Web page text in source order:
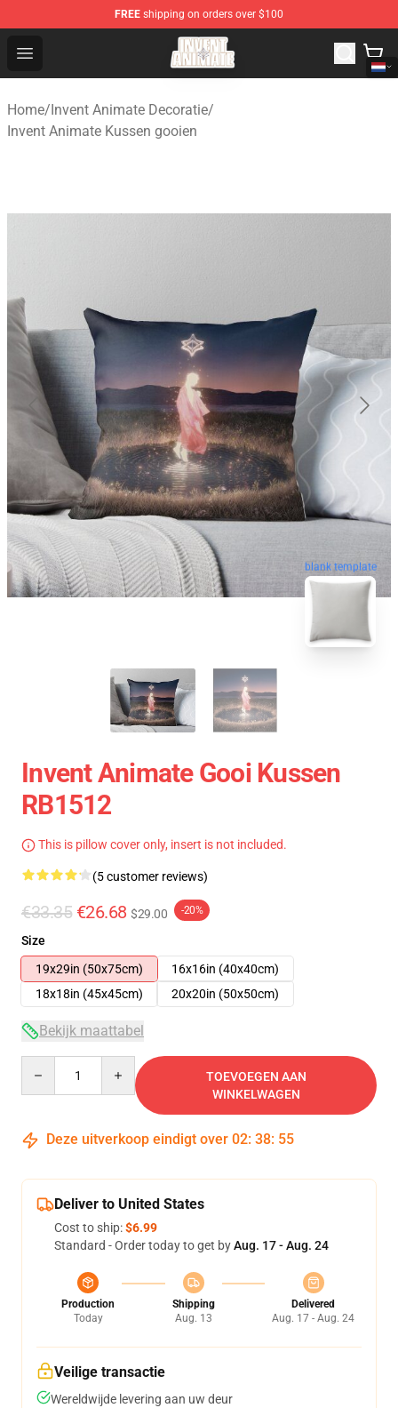
FREE shipping on orders over $100
Open menu
Invent Animate Shop - Official Invent Animate
Home/Invent Animate Decoratie/
Invent Animate Kussen gooien
blank template
Invent Animate Gooi Kussen
RB1512
This is pillow cover only, insert is not included.
(5 customer reviews)
€33.35 €26.68 $29.00 -20%
Size
19x29in (50x75cm)
16x16in (40x40cm)
18x18in (45x45cm)
20x20in (50x50cm)
Bekijk maattabel
TOEVOEGEN AAN
WINKELWAGEN
Deze uitverkoop eindigt over 02: 38: 54
Deliver to United States
Cost to ship:$6.99
Standard - Order today to get byAug. 17 - Aug. 24
Production
Today
Shipping
Aug. 13
Delivered
Aug. 17 - Aug. 24
Veilige transactie
Wereldwijde levering aan uw deur